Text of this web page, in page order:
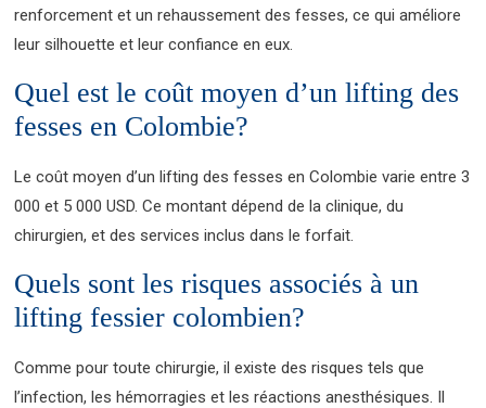
renforcement et un rehaussement des fesses, ce qui améliore
leur silhouette et leur confiance en eux.
Quel est le coût moyen d’un lifting des
fesses en Colombie?
Le coût moyen d’un lifting des fesses en Colombie varie entre 3
000 et 5 000 USD. Ce montant dépend de la clinique, du
chirurgien, et des services inclus dans le forfait.
Quels sont les risques associés à un
lifting fessier colombien?
Comme pour toute chirurgie, il existe des risques tels que
l’infection, les hémorragies et les réactions anesthésiques. Il